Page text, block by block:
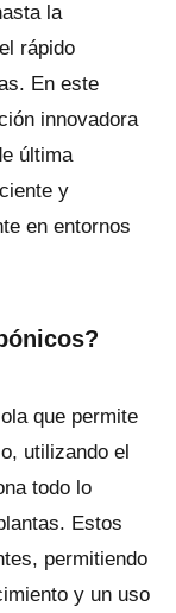
la
rápido
En este
innovadora
última
y
en entornos
que permite
utilizando el
todo lo
Estos
permitiendo
y un uso